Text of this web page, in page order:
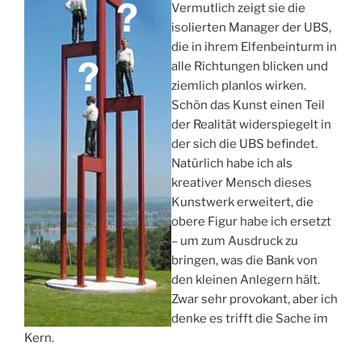
Vermutlich zeigt sie die
isolierten Manager der UBS,
die in ihrem Elfenbeinturm in
alle Richtungen blicken und
ziemlich planlos wirken.
Schön das Kunst einen Teil
der Realität widerspiegelt in
der sich die UBS befindet.
Natürlich habe ich als
kreativer Mensch dieses
Kunstwerk erweitert, die
obere Figur habe ich ersetzt
– um zum Ausdruck zu
bringen, was die Bank von
den kleinen Anlegern hält.
Zwar sehr provokant, aber ich
denke es trifft die Sache im
Kern.